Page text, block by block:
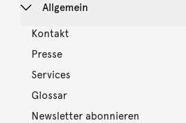
Allgemein
Kontakt
Presse
Services
Glossar
Newsletter abonnieren